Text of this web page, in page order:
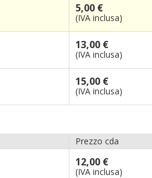
5,00 €
(IVA inclusa)
13,00 €
(IVA inclusa)
15,00 €
(IVA inclusa)
Prezzo cda
12,00 €
(IVA inclusa)